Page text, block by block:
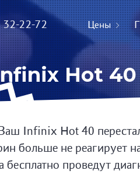
32-22-72 Цены
Hot 40
Infinix Hot 40
больше не реагирует
бесплатно проведут